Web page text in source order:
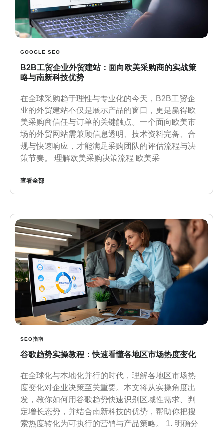
GOOGLE SEO
B2B工贸企业外贸建站：面向欧美采购商的实战策
略与南新科技优势
在全球采购趋于理性与专业化的今天，B2B工贸企
业的外贸建站不仅是展示产品的窗口，更是赢得欧
美采购商信任与订单的关键触点。一个面向欧美市
场的外贸网站需兼顾信息透明、技术资料完备、合
规与快速响应，才能满足采购团队的评估流程与决
策节奏。 理解欧美采购决策流程 欧美采
查看全部
SEO指南
谷歌趋势实操教程：快速看懂各地区市场热度变化
在全球化与本地化并行的时代，理解各地区市场热
度变化对企业决策至关重要。本文将从实操角度出
发，教你如何用谷歌趋势快速识别区域性需求、判
定增长态势，并结合南新科技的优势，帮助你把搜
索热度转化为可执行的营销与产品策略。 1. 明确分